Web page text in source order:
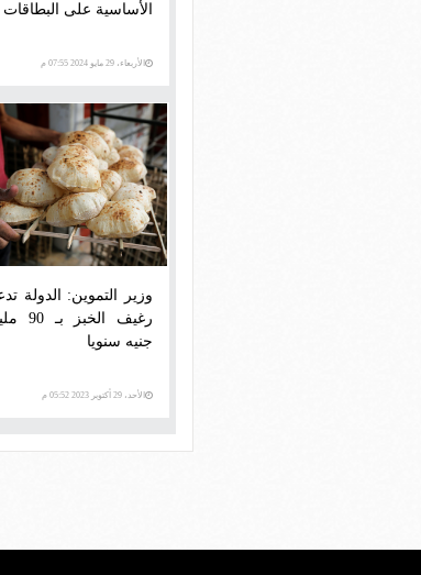
الأساسية على البطاقات
الأربعاء، 29 مايو 2024 07:55 م
وزير التموين: الدولة
رغيف الخبز بـ
جنيه سنويا
الأحد، 29 أكتوبر 2023 05:52 م